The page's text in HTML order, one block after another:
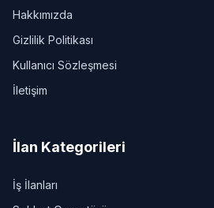
Hakkımızda
Gizlilik Politikası
Kullanıcı Sözleşmesi
İletişim
İlan Kategorileri
İş İlanları